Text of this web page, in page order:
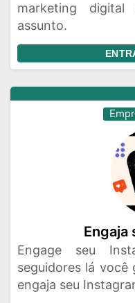
marketing
assunto.
Engaja
Engage seu
seguidores lá você
engaja seu